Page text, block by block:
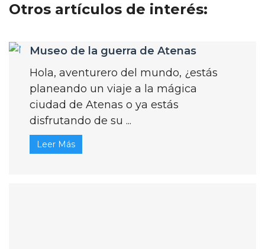
Otros artículos de interés:
Museo de la guerra de Atenas
Hola, aventurero del mundo, ¿estás
planeando un viaje a la mágica
ciudad de Atenas o ya estás
disfrutando de su ...
Leer Más